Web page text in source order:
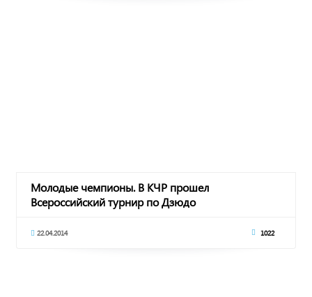
Молодые чемпионы. В КЧР прошел
Всероссийский турнир по Дзюдо
22.04.2014 1022